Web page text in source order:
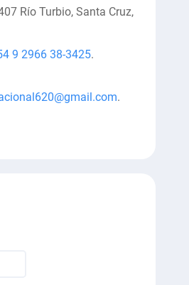
Río Turbio, Santa Cruz,
9 2966 38-3425.
.